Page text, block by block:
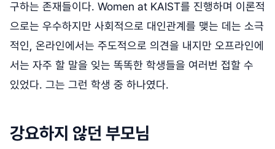
구하는 존재들이다. Women at KAIST를 진행하며 이론적
으로는 우수하지만 사회적으로 대인관계를 맺는 데는 소극
적인, 온라인에서는 주도적으로 의견을 내지만 오프라인에
서는 자주 할 말을 잊는 똑똑한 학생들을 여러번 접할 수
있었다. 그는 그런 학생 중 하나였다.
강요하지 않던 부모님